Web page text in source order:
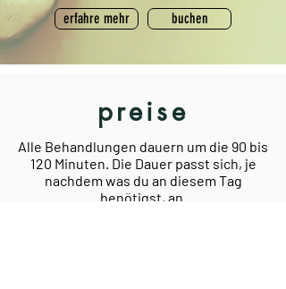
erfahre mehr buchen
preise
Alle Behandlungen dauern um die 90 bis
120 Minuten. Die Dauer passt sich, je
nachdem was du an diesem Tag
benötigst, an.